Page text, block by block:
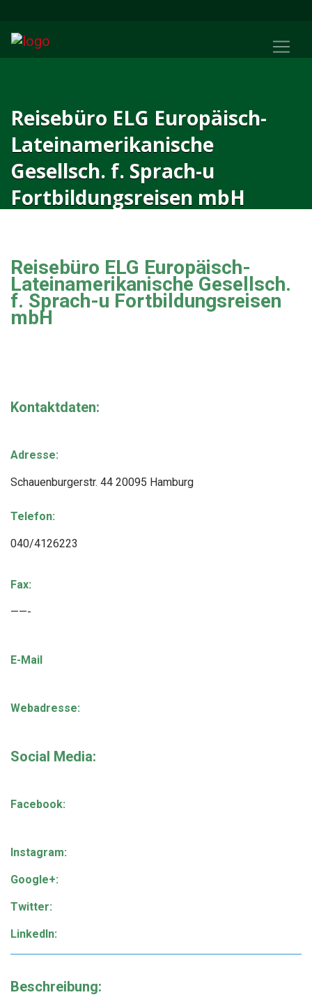
Reisebüro ELG Europäisch-
Lateinamerikanische
Gesellsch. f. Sprach-u
Fortbildungsreisen mbH
Reisebüro ELG Europäisch-
Lateinamerikanische Gesellsch.
f. Sprach-u Fortbildungsreisen
mbH
Kontaktdaten:
Adresse:
Schauenburgerstr. 44 20095 Hamburg
Telefon:
040/4126223
Fax:
——-
E-Mail
Webadresse:
Social Media:
Facebook:
Instagram:
Google+:
Twitter:
LinkedIn:
Beschreibung: